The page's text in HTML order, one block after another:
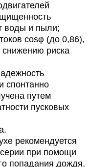
воды и пыли;
cosφ (до 0,86),
снижению риска
спонтанно
путем
пусковых
рекомендуется
при помощи
попадания дождя,